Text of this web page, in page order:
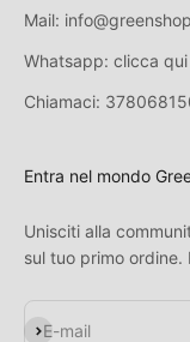
Mail:
Whatsapp: clicca qui
Chiamaci:
Entra nel mondo
Unisciti alla
sul tuo primo
E-mail
S'inscrire